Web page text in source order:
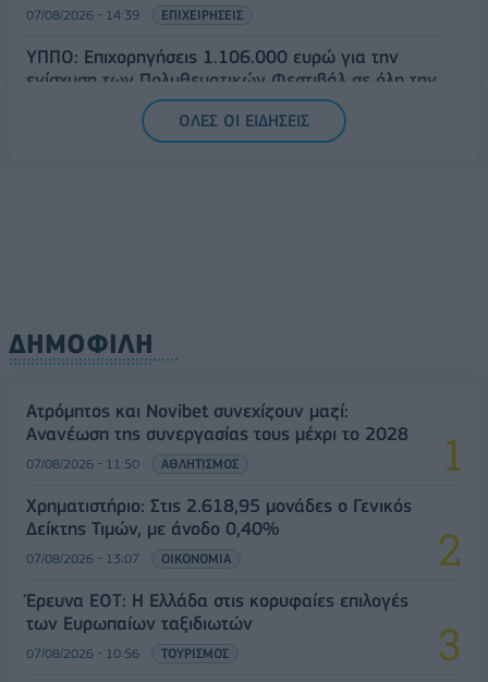
07/08/2026 - 14:39 ΕΠΙΧΕΙΡΗΣΕΙΣ
ΥΠΠΟ: Επιχορηγήσεις 1.106.000 ευρώ για την
ενίσχυση των Πολυθεματικών Φεστιβάλ σε όλη την
ΟΛΕΣ ΟΙ ΕΙΔΗΣΕΙΣ
ΔΗΜΟΦΙΛΗ
Ατρόμητος και Novibet συνεχίζουν μαζί:
Ανανέωση της συνεργασίας τους μέχρι το 2028
07/08/2026 - 11:50 ΑΘΛΗΤΙΣΜΟΣ
Χρηματιστήριο: Στις 2.618,95 μονάδες ο Γενικός
Δείκτης Τιμών, με άνοδο 0,40%
07/08/2026 - 13:07 ΟΙΚΟΝΟΜΙΑ
Έρευνα ΕΟΤ: Η Ελλάδα στις κορυφαίες επιλογές
των Ευρωπαίων ταξιδιωτών
07/08/2026 - 10:56 ΤΟΥΡΙΣΜΟΣ